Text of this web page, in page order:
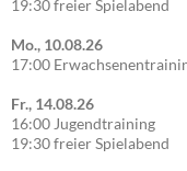
19:30 freier Spielabend
Mo., 10.08.26
17:00
Fr., 14.08.26
16:00 Jugendtraining
19:30 freier Spielabend